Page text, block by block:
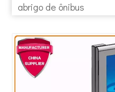
abrigo de ônibus